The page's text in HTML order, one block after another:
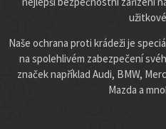
Naše ochrana proti krádeži je
na spolehlivém zabezpečení
značek například Audi, BMW,
Mazda a